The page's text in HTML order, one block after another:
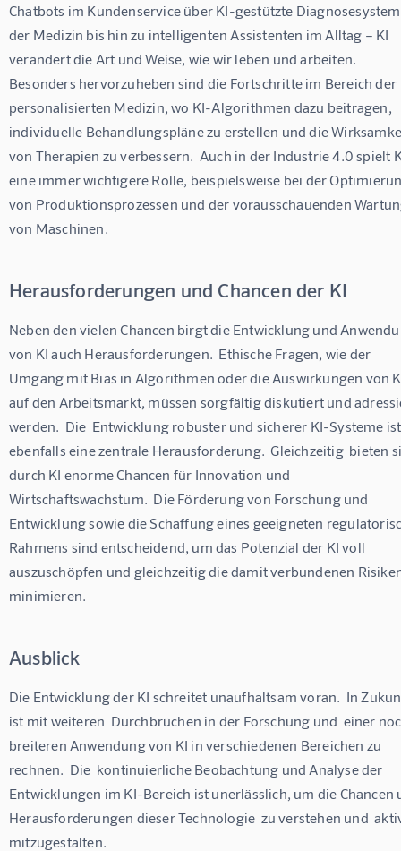
Chatbots im Kundenservice über KI-gestützte
der Medizin bis hin zu intelligenten Assistenten im Alltag – KI
verändert die Art und Weise, wie wir leben und arbeiten.
Besonders hervorzuheben sind die Fortschritte im Bereich der
personalisierten Medizin, wo KI-Algorithmen dazu beitragen,
individuelle Behandlungspläne zu erstellen und die
von Therapien zu verbessern.  Auch in der Industrie 4.0 spielt
eine immer wichtigere Rolle, beispielsweise bei der
von Produktionsprozessen und der vorausschauenden
von Maschinen.
Herausforderungen und Chancen der KI
Neben den vielen Chancen birgt die Entwicklung und
von KI auch Herausforderungen.  Ethische Fragen, wie der
Umgang mit Bias in Algorithmen oder die Auswirkungen von
auf den Arbeitsmarkt, müssen sorgfältig diskutiert und
werden.  Die  Entwicklung robuster und sicherer KI-Systeme
ebenfalls eine zentrale Herausforderung.  Gleichzeitig  bieten
durch KI enorme Chancen für Innovation und
Wirtschaftswachstum.  Die Förderung von Forschung und
Entwicklung sowie die Schaffung eines geeigneten
Rahmens sind entscheidend, um das Potenzial der KI voll
auszuschöpfen und gleichzeitig die damit verbundenen
minimieren.
Ausblick
Die Entwicklung der KI schreitet unaufhaltsam voran.  In
ist mit weiteren  Durchbrüchen in der Forschung und  einer
breiteren Anwendung von KI in verschiedenen Bereichen zu
rechnen.  Die  kontinuierliche Beobachtung und Analyse der
Entwicklungen im KI-Bereich ist unerlässlich, um die Chancen
Herausforderungen dieser Technologie  zu verstehen und
mitzugestalten.